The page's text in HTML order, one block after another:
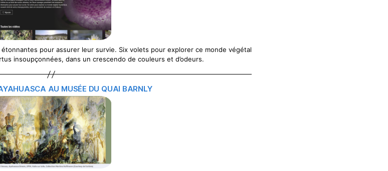
pour assurer leur survie. Six volets pour explorer ce monde végétal
insoupçonnées, dans un crescendo de couleurs et d’odeurs.
AU MUSÉE DU QUAI BARNLY